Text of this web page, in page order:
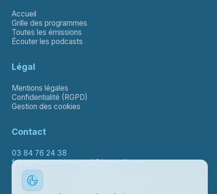
Accueil
Grille des programmes
Toutes les émissions
Écouter les podcasts
Légal
Mentions légales
Confidentialité (RGPD)
Gestion des cookies
Contact
03 84 76 24 38
frequenceamitievesoul@hotmail.com